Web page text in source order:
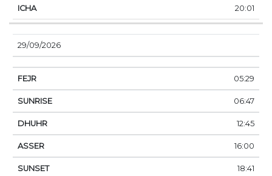
20:01
29/09/2026
05:29
06:47
12:45
16:00
18:41